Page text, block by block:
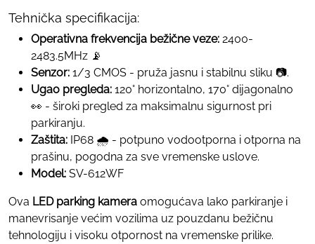
Tehnička specifikacija:
Operativna frekvencija bežične veze: 2400-
2483.5MHz 📡
Senzor: 1/3 CMOS - pruža jasnu i stabilnu sliku 📷.
Ugao pregleda: 120° horizontalno, 170° dijagonalno
👀 - široki pregled za maksimalnu sigurnost pri
parkiranju.
Zaštita: IP68 🌧️ - potpuno vodootporna i otporna na
prašinu, pogodna za sve vremenske uslove.
Model: SV-612WF
Ova LED parking kamera omogućava lako parkiranje i
manevrisanje većim vozilima uz pouzdanu bežičnu
tehnologiju i visoku otpornost na vremenske prilike.